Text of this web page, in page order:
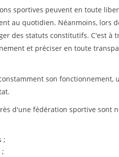
sportives peuvent en toute
au quotidien. Néanmoins, lors
des statuts constitutifs. C'est à
et préciser en toute
son fonctionnement,
d'une fédération sportive sont
;